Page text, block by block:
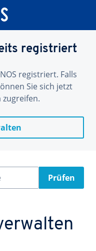
registriert
registriert. Falls
Sie sich jetzt
Prüfen